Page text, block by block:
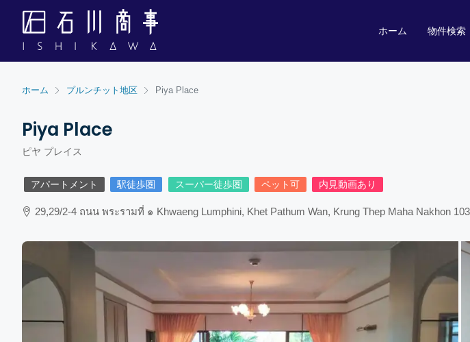
ホーム 物件検索
ホーム プルンチット地区 Piya Place
Piya Place
ピヤ プレイス
アパートメント 駅徒歩圏 スーパー徒歩圏 ペット可 内見動画あり
29,29/2-4 ถนน พระรามที่ ๑ Khwaeng Lumphini, Khet Pathum Wan, Krung Thep Maha Nakhon